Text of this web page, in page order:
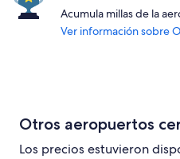
Acumula millas de la
Ver información sobre
Otros aeropuertos
Los precios estuvieron